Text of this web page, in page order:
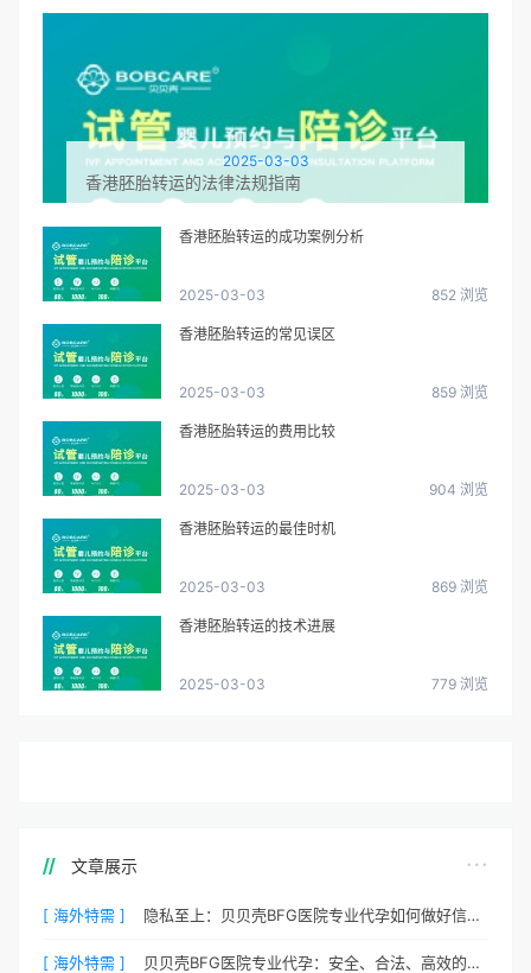
2025-03-03
香港胚胎转运的法律法规指南
香港胚胎转运的成功案例分析
2025-03-03 852 浏览
香港胚胎转运的常见误区
2025-03-03 859 浏览
香港胚胎转运的费用比较
2025-03-03 904 浏览
香港胚胎转运的最佳时机
2025-03-03 869 浏览
香港胚胎转运的技术进展
2025-03-03 779 浏览
文章展示
[ 海外特需 ] 隐私至上：贝贝壳BFG医院专业代孕如何做好信息保密？
[ 海外特需 ] 贝贝壳BFG医院专业代孕：安全、合法、高效的生育解决方案